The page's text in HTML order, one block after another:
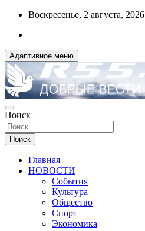
Перейти
содержимому
Воскресенье, 2 августа, 2026
Адаптивное меню
R55.RU
ДОБРЫЕ ВЕСТИ ИЗ ОМСКА
Поиск
Поиск
Главная
НОВОСТИ
События
Культура
Общество
Спорт
Экономика